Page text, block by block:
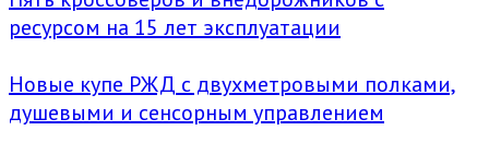
ресурсом на 15 лет эксплуатации
Новые купе РЖД с двухметровыми полками,
душевыми и сенсорным управлением